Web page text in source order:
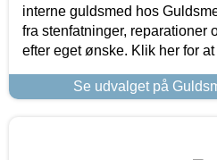
interne guldsmed hos
fra stenfatninger, reparationer
efter eget ønske. Klik her for
Se udvalget på